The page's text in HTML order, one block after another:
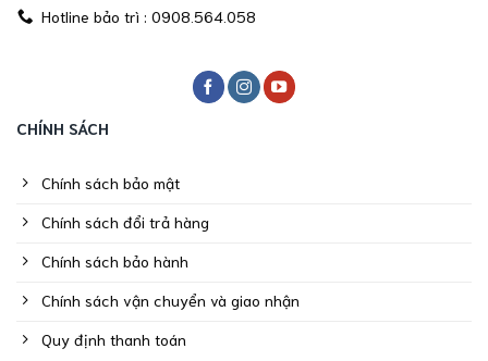
Hotline bảo trì : 0908.564.058
CHÍNH SÁCH
Chính sách bảo mật
Chính sách đổi trả hàng
Chính sách bảo hành
Chính sách vận chuyển và giao nhận
Quy định thanh toán